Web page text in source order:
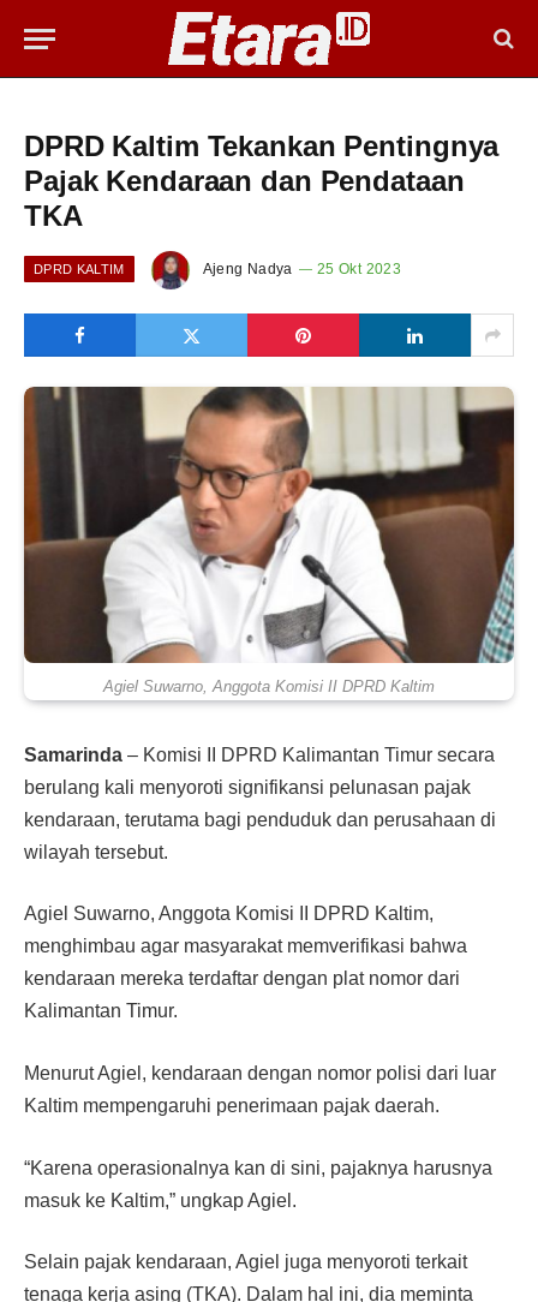
DPRD Kaltim Tekankan Pentingnya
Pajak Kendaraan dan Pendataan
TKA
DPRD KALTIM Ajeng Nadya 25 Okt 2023
Agiel Suwarno, Anggota Komisi II DPRD Kaltim
Samarinda – Komisi II DPRD Kalimantan Timur secara
berulang kali menyoroti signifikansi pelunasan pajak
kendaraan, terutama bagi penduduk dan perusahaan di
wilayah tersebut.
Agiel Suwarno, Anggota Komisi II DPRD Kaltim,
menghimbau agar masyarakat memverifikasi bahwa
kendaraan mereka terdaftar dengan plat nomor dari
Kalimantan Timur.
Menurut Agiel, kendaraan dengan nomor polisi dari luar
Kaltim mempengaruhi penerimaan pajak daerah.
“Karena operasionalnya kan di sini, pajaknya harusnya
masuk ke Kaltim,” ungkap Agiel.
Selain pajak kendaraan, Agiel juga menyoroti terkait
tenaga kerja asing (TKA). Dalam hal ini, dia meminta